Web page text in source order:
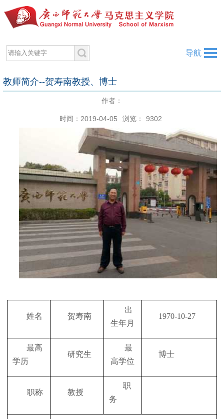
导航
教师简介--贺寿南教授、博士
作者：
时间：2019-04-05 浏览： 9302
姓名 贺寿南
出
生年月
1970-10-27
最高
学历
研究生
最
高学位
博士
职称 教授
职
务